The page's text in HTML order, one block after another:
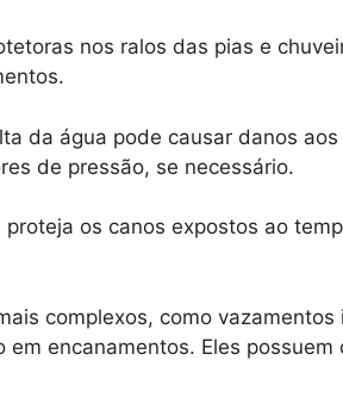
nos ralos das pias e
da água pode causar danos
de pressão, se necessário.
os canos expostos ao
complexos, como
encanamentos. Eles